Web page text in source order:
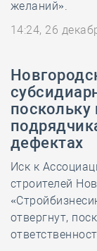
желаний».
14:24, 26
поскольку
дефектах
Иск к
строителей
отвергнут,